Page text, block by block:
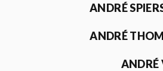
ANDRÉ
ANDRÉ
ANDRÉ